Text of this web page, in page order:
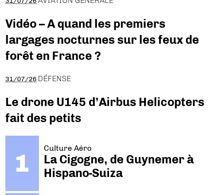
Vidéo – A quand les premiers
largages nocturnes sur les feux de
forêt en France ?
31/07/26 DÉFENSE
Le drone U145 d’Airbus Helicopters
fait des petits
Culture Aéro
La Cigogne, de Guynemer à
Hispano-Suiza